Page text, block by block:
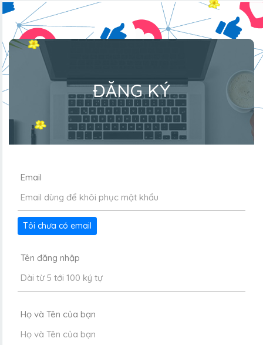
ĐĂNG KÝ
Email
Tôi chưa có email
Tên đăng nhập
Họ và Tên của bạn